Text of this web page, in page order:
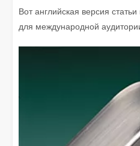
Станки лазерной резки
Вот английская версия
для международной